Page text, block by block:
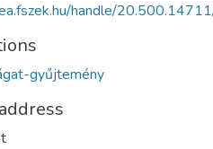
handle/
gyűjtemény